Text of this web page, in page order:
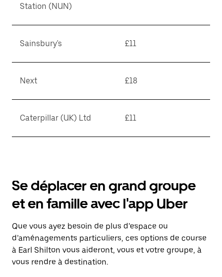
Station (NUN)
Sainsbury's £11
Next £18
Caterpillar (UK) Ltd £11
Se déplacer en grand groupe
et en famille avec l'app Uber
Que vous ayez besoin de plus d’espace ou
d’aménagements particuliers, ces options de course
à Earl Shilton vous aideront, vous et votre groupe, à
vous rendre à destination.